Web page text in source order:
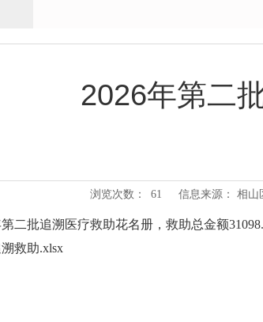
2026年第二
浏览次数： 61 信息来源： 相山
批追溯医疗救助花名册，救助总金额
救助.xlsx